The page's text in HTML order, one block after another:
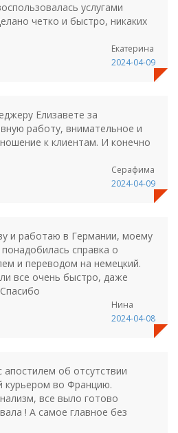
услугами
четко и быстро, никаких
Екатерина
2024-04-09
Елизавете за
работу, внимательное и
к клиентам. И конечно
Серафима
2024-04-09
и работаю в Германии, моему
справка о
и переводом на немецкий.
все очень быстро, даже
Нина
2024-04-08
апостилем об отсутствии
курьером во Францию.
все выло готово
! А самое главное без